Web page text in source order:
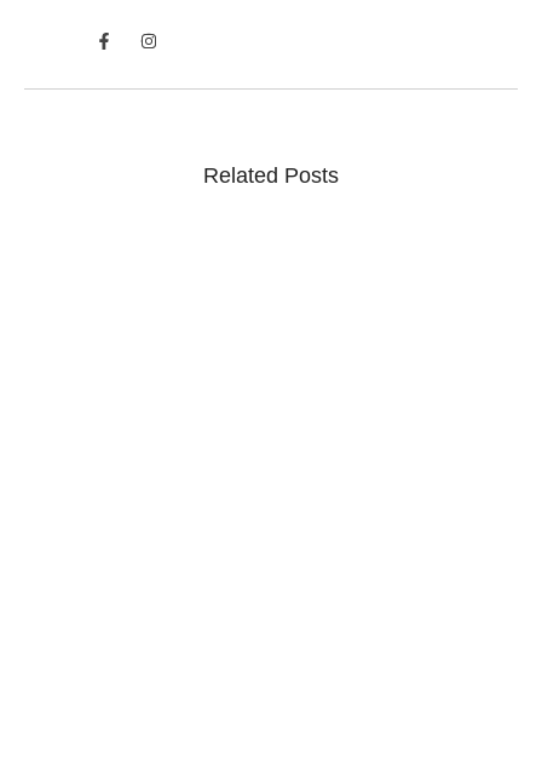
Related Posts